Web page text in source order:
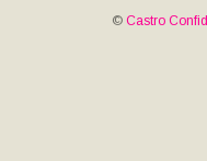
© Castro